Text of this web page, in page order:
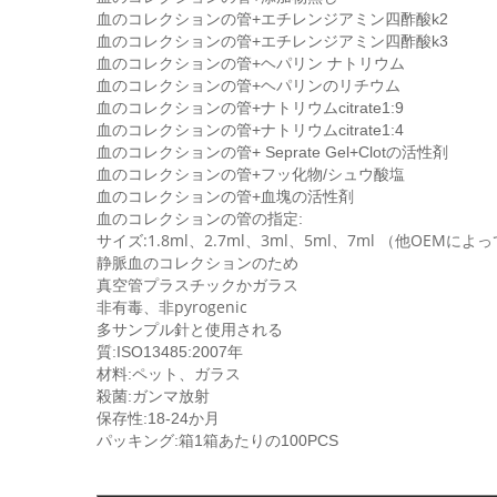
血のコレクションの管+エチレンジアミン四酢酸k2
血のコレクションの管+エチレンジアミン四酢酸k3
血のコレクションの管+ヘパリン ナトリウム
血のコレクションの管+ヘパリンのリチウム
血のコレクションの管+ナトリウムcitrate1:9
血のコレクションの管+ナトリウムcitrate1:4
血のコレクションの管+ Seprate Gel+Clotの活性剤
血のコレクションの管+フッ化物/シュウ酸塩
血のコレクションの管+血塊の活性剤
血のコレクションの管の指定:
サイズ:1.8ml、2.7ml、3ml、5ml、7ml （他OEMによっ
静脈血のコレクションのため
真空管プラスチックかガラス
非有毒、非pyrogenic
多サンプル針と使用される
質:ISO13485:2007年
材料:ペット、ガラス
殺菌:ガンマ放射
保存性:18-24か月
パッキング:箱1箱あたりの100PCS